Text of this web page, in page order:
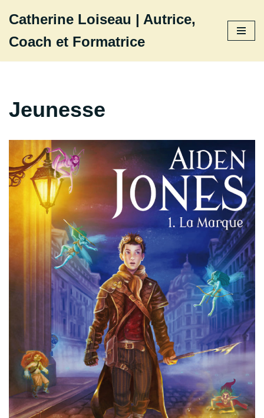
au
contenu
Catherine Loiseau | Autrice,
Coach et Formatrice
Jeunesse